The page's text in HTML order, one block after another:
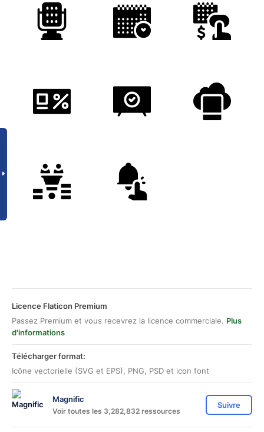
Licence Flaticon Premium
Passez Premium et vous recevrez la licence commerciale. Plus
d'informations
Télécharger format:
Icône vectorielle (SVG et EPS), PNG, PSD et icon font
Magnific
Voir toutes les 3,282,832 ressources
Suivre